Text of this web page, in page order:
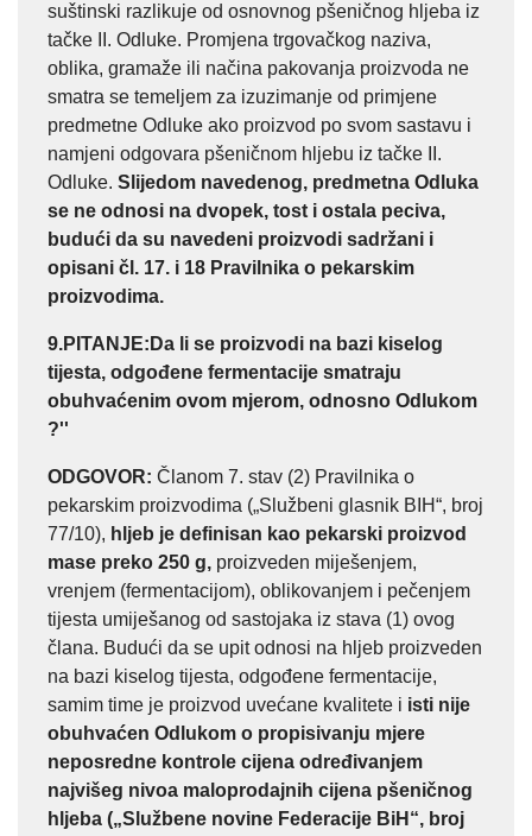
suštinski razlikuje od osnovnog pšeničnog hljeba iz
tačke II. Odluke. Promjena trgovačkog naziva,
oblika, gramaže ili načina pakovanja proizvoda ne
smatra se temeljem za izuzimanje od primjene
predmetne Odluke ako proizvod po svom sastavu i
namjeni odgovara pšeničnom hljebu iz tačke II.
Odluke. Slijedom navedenog, predmetna Odluka
se ne odnosi na dvopek, tost i ostala peciva,
budući da su navedeni proizvodi sadržani i
opisani čl. 17. i 18 Pravilnika o pekarskim
proizvodima.
9.PITANJE: Da li se proizvodi na bazi kiselog
tijesta, odgođene fermentacije smatraju
obuhvaćenim ovom mjerom, odnosno Odlukom
?''
ODGOVOR: Članom 7. stav (2) Pravilnika o
pekarskim proizvodima („Službeni glasnik BIH“, broj
77/10), hljeb je definisan kao pekarski proizvod
mase preko 250 g, proizveden miješenjem,
vrenjem (fermentacijom), oblikovanjem i pečenjem
tijesta umiješanog od sastojaka iz stava (1) ovog
člana. Budući da se upit odnosi na hljeb proizveden
na bazi kiselog tijesta, odgođene fermentacije,
samim time je proizvod uvećane kvalitete i isti nije
obuhvaćen Odlukom o propisivanju mjere
neposredne kontrole cijena određivanjem
najvišeg nivoa maloprodajnih cijena pšeničnog
hljeba („Službene novine Federacije BiH“, broj